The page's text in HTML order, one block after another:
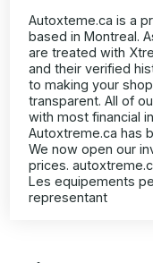
Autoxteme.ca is a
based in Montreal.
are treated with
and their verified
to making your
transparent. All of
with most financial
Autoxtreme.ca has
We now open our
prices.
Les equipements
representant